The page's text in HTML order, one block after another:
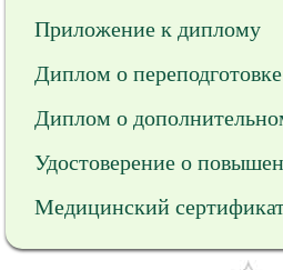
Приложение к диплому
Диплом о переподготовке
Диплом о
Удостоверение о
Медицинский